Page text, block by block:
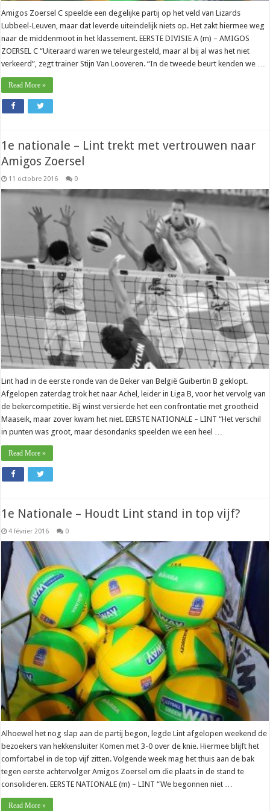
Amigos Zoersel C speelde een degelijke partij op het veld van Lizards
Lubbeel-Leuven, maar dat leverde uiteindelijk niets op. Het zakt hiermee weg
naar de middenmoot in het klassement. EERSTE DIVISIE A (m) – AMIGOS
ZOERSEL C “Uiteraard waren we teleurgesteld, maar al bij al was het niet
verkeerd”, zegt trainer Stijn Van Looveren. “In de tweede beurt kenden we …
Read More »
1e nationale – Lint trekt met vertrouwen naar
Amigos Zoersel
11 octobre 2016 0
Lint had in de eerste ronde van de Beker van België Guibertin B geklopt.
Afgelopen zaterdag trok het naar Achel, leider in Liga B, voor het vervolg van
de bekercompetitie. Bij winst versierde het een confrontatie met grootheid
Maaseik, maar zover kwam het niet. EERSTE NATIONALE – LINT “Het verschil
in punten was groot, maar desondanks speelden we een heel …
Read More »
1e Nationale – Houdt Lint stand in top vijf?
4 février 2016 0
Alhoewel het nog slap aan de partij begon, legde Lint afgelopen weekend de
bezoekers van hekkensluiter Komen met 3-0 over de knie. Hiermee blijft het
comfortabel in de top vijf zitten. Volgende week mag het thuis aan de bak
tegen eerste achtervolger Amigos Zoersel om die plaats in de stand te
consolideren. EERSTE NATIONALE (m) – LINT “We begonnen niet …
Read More »